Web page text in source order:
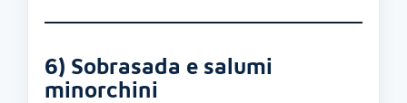
6) Sobrasada e salumi
minorchini